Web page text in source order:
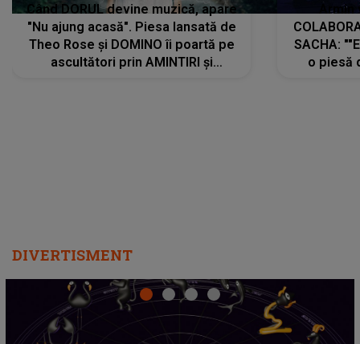
Când DORUL devine muzică, apare
"Nu ajung acasă". Piesa lansată de
Theo Rose și DOMINO îi poartă pe
ascultători prin AMINTIRI și
SACHA:
o piesă
DIVERTISMENT